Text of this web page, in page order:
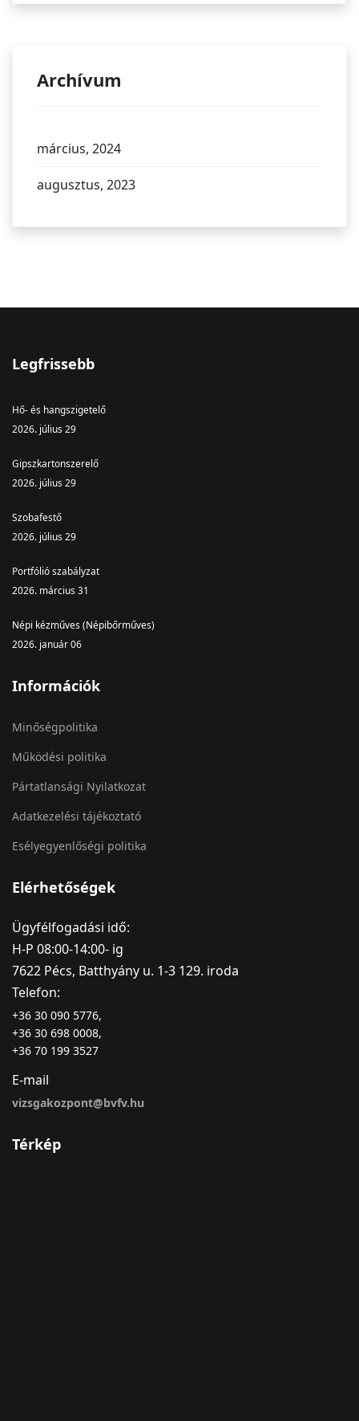
Archívum
március, 2024
augusztus, 2023
Legfrissebb
Hő- és hangszigetelő
2026. július 29
Gipszkartonszerelő
2026. július 29
Szobafestő
2026. július 29
Portfólió szabályzat
2026. március 31
Népi kézműves (Népibőrműves)
2026. január 06
Információk
Minőségpolitika
Működési politika
Pártatlansági Nyilatkozat
Adatkezelési tájékoztató
Esélyegyenlőségi politika
Elérhetőségek
Ügyfélfogadási idő:
H-P 08:00-14:00- ig
7622 Pécs, Batthyány u. 1-3 129. iroda
Telefon:
+36 30 090 5776,
+36 30 698 0008,
+36 70 199 3527
E-mail
vizsgakozpont@bvfv.hu
Térkép